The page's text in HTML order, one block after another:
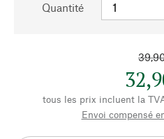
Quantité
tous les prix incluent la
Envoi compensé